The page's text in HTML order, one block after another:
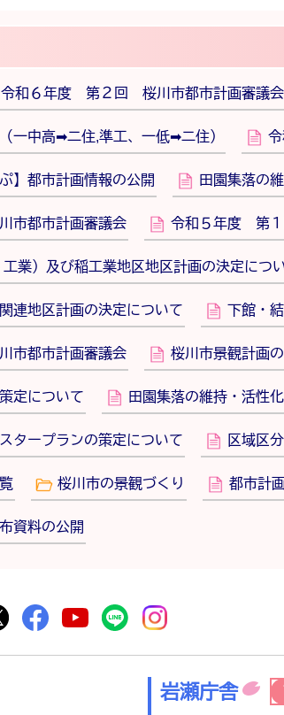
令和６年度 第２回 桜川市都市計画審議会
一中高➡二住,準工、一低➡二住）
】都市計画情報の公開 田園集落の
都市計画審議会 令和５年度 第
業）及び稲工業地区地区計画の決定につ
連地区計画の決定について 下館・
都市計画審議会 桜川市景観計画
定について 田園集落の維持・活性
タープランの策定について 区域区
桜川市の景観づくり 都市計
資料の公開
桜川市公式Twitter
桜川市公式Facebook
桜川市公式YouTube
桜川市公式LINE
岩瀬庁舎